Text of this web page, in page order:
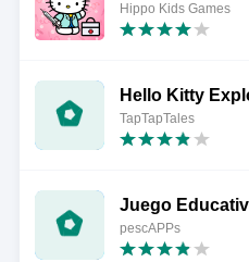
Hippo Kids Games
Hello Kitty
TapTapTales
Juego
pescAPPs